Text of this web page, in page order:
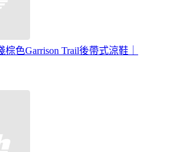
棕色Garrison Trail後帶式涼鞋｜